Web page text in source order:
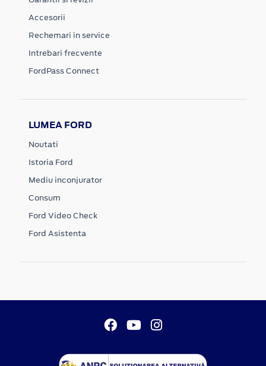
Accesorii
Rechemari in service
Intrebari frecvente
FordPass Connect
LUMEA FORD
Noutati
Istoria Ford
Mediu inconjurator
Consum
Ford Video Check
Ford Asistenta